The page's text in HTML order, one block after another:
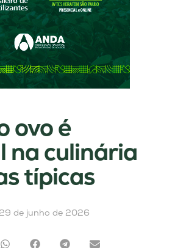
ovo é
na culinária
típicas
29 de junho de 2026